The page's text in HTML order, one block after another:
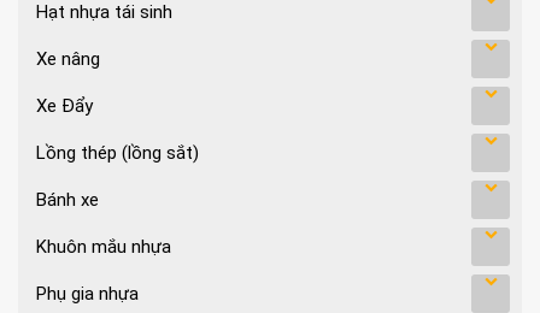
Hạt nhựa tái sinh
Xe nâng
Xe Đẩy
Lồng thép (lồng sắt)
Bánh xe
Khuôn mắu nhựa
Phụ gia nhựa